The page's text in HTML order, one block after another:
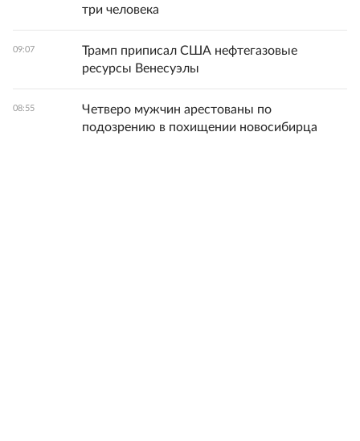
три человека
09:07
Трамп приписал США нефтегазовые
ресурсы Венесуэлы
08:55
Четверо мужчин арестованы по
подозрению в похищении новосибирца